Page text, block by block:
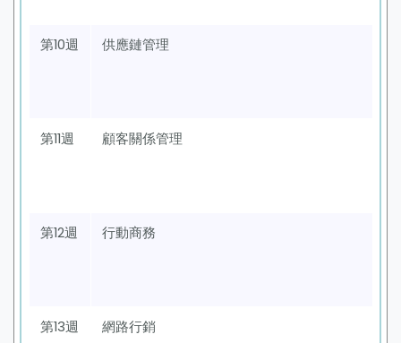
第10週 供應鏈管理
第11週 顧客關係管理
第12週 行動商務
第13週 網路行銷